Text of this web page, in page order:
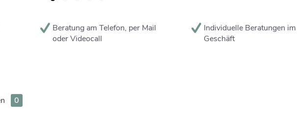
Beratung am Telefon, per Mail
oder Videocall
Individuelle Beratungen im
Geschäft
0